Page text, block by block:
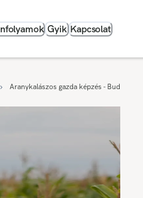
Gyik Kapcsolat
Aranykalászos gazda képzés - Budapest